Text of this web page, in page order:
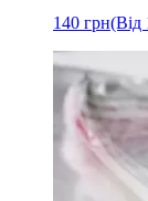
140 грн(Від